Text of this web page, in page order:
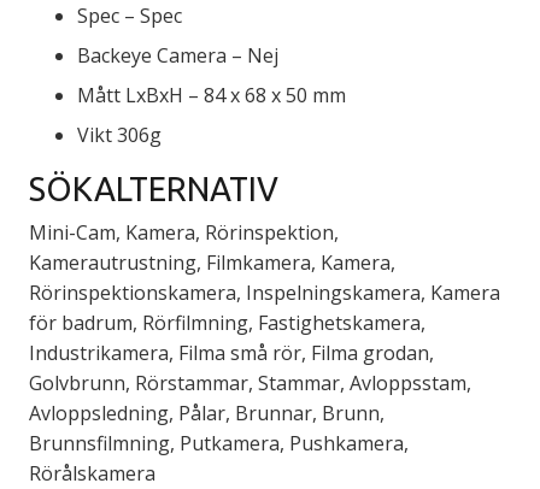
Spec – Spec
Backeye Camera – Nej
Mått LxBxH – 84 x 68 x 50 mm
Vikt 306g
SÖKALTERNATIV
Mini-Cam, Kamera, Rörinspektion,
Kamerautrustning, Filmkamera, Kamera,
Rörinspektionskamera, Inspelningskamera, Kamera
för badrum, Rörfilmning, Fastighetskamera,
Industrikamera, Filma små rör, Filma grodan,
Golvbrunn, Rörstammar, Stammar, Avloppsstam,
Avloppsledning, Pålar, Brunnar, Brunn,
Brunnsfilmning, Putkamera, Pushkamera,
Rörålskamera